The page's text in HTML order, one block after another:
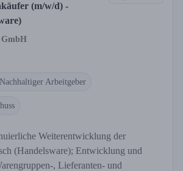
(m/w/d) -
GmbH
Nachhaltiger Arbeitgeber
Weiterentwicklung der
(Handelsware); Entwicklung und
, Lieferanten- und